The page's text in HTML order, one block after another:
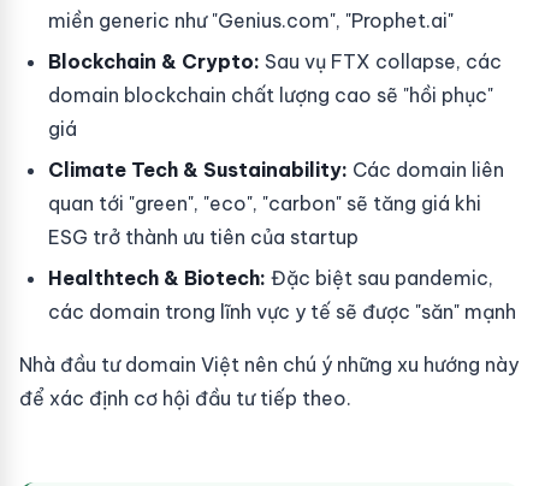
miền generic như "Genius.com", "Prophet.ai"
Blockchain & Crypto: Sau vụ FTX collapse, các
domain blockchain chất lượng cao sẽ "hồi phục"
giá
Climate Tech & Sustainability: Các domain liên
quan tới "green", "eco", "carbon" sẽ tăng giá khi
ESG trở thành ưu tiên của startup
Healthtech & Biotech: Đặc biệt sau pandemic,
các domain trong lĩnh vực y tế sẽ được "săn" mạnh
Nhà đầu tư domain Việt nên chú ý những xu hướng này
để xác định cơ hội đầu tư tiếp theo.